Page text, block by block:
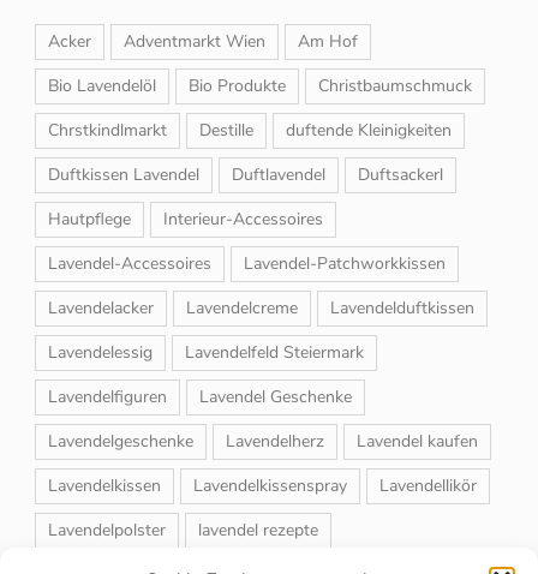
Acker Adventmarkt Wien
Am Hof
Bio Lavendelöl
Bio Produkte
Christbaumschmuck
Chrstkindlmarkt
Destille
duftende Kleinigkeiten
Duftkissen Lavendel
Duftlavendel
Duftsackerl
Hautpflege
Interieur-Accessoires
Lavendel-Accessoires
Lavendel-Patchworkkissen
Lavendelacker
Lavendelcreme
Lavendelduftkissen
Lavendelessig
Lavendelfeld Steiermark
Lavendelfiguren
Lavendel Geschenke
Lavendelgeschenke
Lavendelherz
Lavendel kaufen
Lavendelkissen
Lavendelkissenspray
Lavendellikör
Lavendelpolster
lavendel rezepte